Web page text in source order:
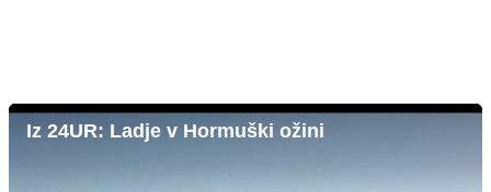
Iz 24UR: Ladje v Hormuški ožini